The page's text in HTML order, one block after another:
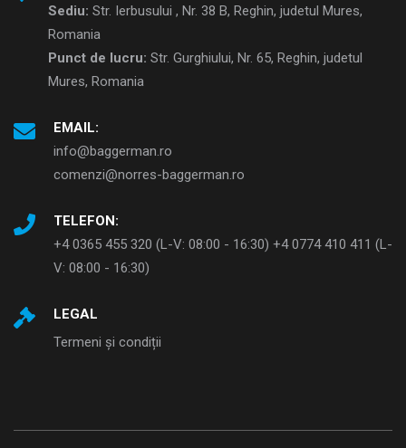
Sediu: Str. Ierbusului , Nr. 38 B, Reghin, judetul Mures,
Romania
Punct de lucru: Str. Gurghiului, Nr. 65, Reghin, judetul
Mures, Romania
EMAIL:
info@baggerman.ro
comenzi@norres-baggerman.ro
TELEFON:
+4 0365 455 320 (L-V: 08:00 - 16:30) +4 0774 410 411 (L-
V: 08:00 - 16:30)
LEGAL
Termeni și condiții